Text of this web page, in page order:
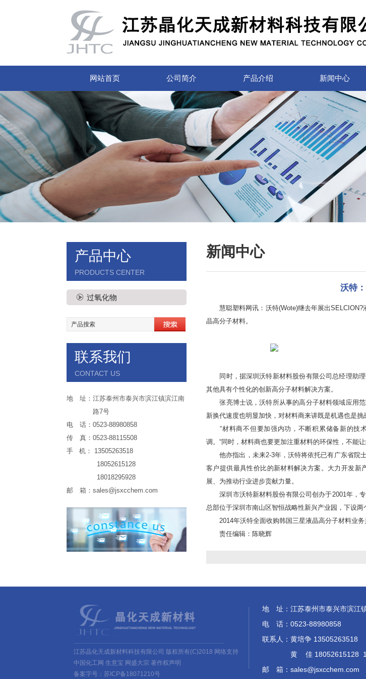
网站首页 公司简介 产品介绍 新闻中心
产品中心
PRODUCTS CENTER
过氧化物
联系我们
CONTACT US
地 址：江苏泰州市泰兴市滨江镇滨江南
路7号
电 话：0523-88980858
传 真：0523-88115508
手 机： 13505263518
18052615128
18018295928
邮 箱： sales@jsxcchem.com
新闻中心
沃特
慧聪塑料网讯：沃特(Wote)继去年展出SELCION?
晶高分子材料。
同时，据深圳沃特新材料股份有限公司总经理助理
其他具有个性化的创新高分子材料解决方案。
张亮博士说，沃特所从事的高分子材料领域应用范
新换代速度也明显加快，对材料商来讲既是机遇也是挑
“材料商不但要加强内功，不断积累储备新的技
调。“同时，材料商也要更加注重材料的环保性，不能
他亦指出，未来2-3年，沃特将依托已有广东省院士
客户提供最具性价比的新材料解决方案。大力开发
展、为推动行业进步贡献力量。
深圳市沃特新材料股份有限公司创办于2001年，专
总部位于深圳市南山区智恒战略性新兴产业园，下设
2014年沃特全面收购韩国三星液晶高分子材料业务
责任编辑：陈晓辉
江苏晶化天成新材料科技有限公司 版权所有(C)2018 网络支持
中国化工网 生意宝 网盛大宗 著作权声明
备案字号：苏ICP备18071210号
地 址：江苏泰州市泰兴市滨江
电 话：0523-88980858
联系人：黄培争 13505263518
黄 佳 18052615128
邮 箱： sales@jsxcchem.com